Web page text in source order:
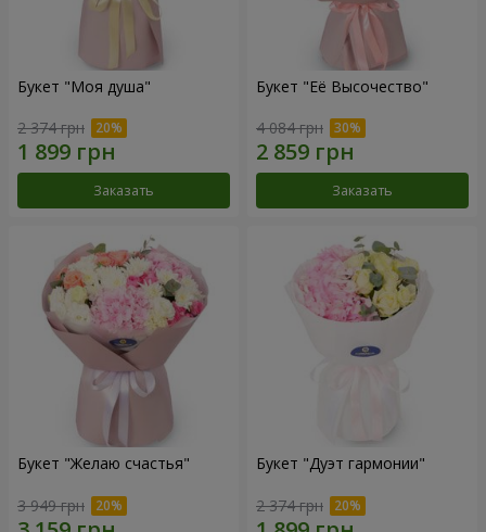
Букет "Моя душа"
2 374 грн
Заказать
Букет "Её Высочество"
4 084 грн
Заказать
Букет "Желаю счастья"
3 949 грн
Букет "Дуэт гармонии"
2 374 грн